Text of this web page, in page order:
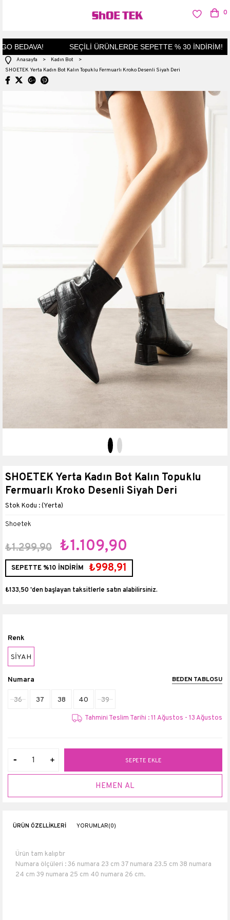
BEDAVA! SEÇİLİ ÜRÜNLERDE SEPETTE % 30 İNDİRİM!
0
Anasayfa > Kadın Bot
>
SHOETEK Yerta Kadın Bot Kalın Topuklu Fermuarlı Kroko Desenli Siyah Deri
SHOETEK Yerta Kadın Bot Kalın Topuklu
Fermuarlı Kroko Desenli Siyah Deri
(Yerta)
Shoetek
₺1.299,90 ₺1.109,90
SEPETTE %10 İNDİRİM ₺998,91
₺133,50'den başlayan taksitlerle
Renk
SİYAH
Numara BEDEN TABLOSU
36 37 38 40 39
Tahmini Teslim Tarihi : 11 Ağustos - 13 Ağustos
ÜRÜN ÖZELLIKLERI YORUMLAR(0)
Ürün tam kalıptır
Numara ölçüleri : 36 numara 23 cm 37 numara 23.5 cm 38 numara
24 cm 39 numara 25 cm 40 numara 26 cm.